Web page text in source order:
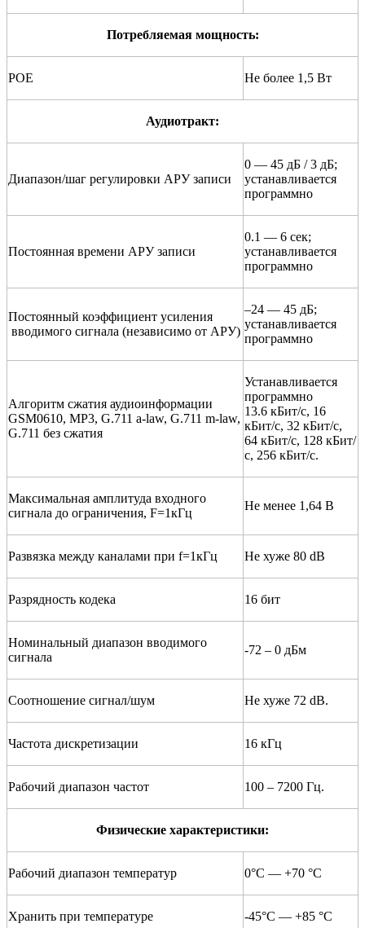
Потребляемая мощность:
POE Не более 1,5 Вт
Аудиотракт:
Диапазон/шаг регулировки АРУ записи
0 — 45 дБ / 3 дБ;
устанавливается
программно
Постоянная времени АРУ записи
0.1 — 6 сек;
устанавливается
программно
Постоянный коэффициент усиления
вводимого сигнала (независимо от АРУ)
–24 — 45 дБ;
устанавливается
программно
Алгоритм сжатия аудиоинформации
GSM0610, MP3, G.711 a-law, G.711 m-law,
G.711 без сжатия
Устанавливается
программно
13.6 кБит/с, 16
кБит/с, 32 кБит/с,
64 кБит/с, 128 кБит/
с, 256 кБит/с.
Максимальная амплитуда входного
сигнала до ограничения, F=1кГц
Не менее 1,64 В
Развязка между каналами при f=1кГц Не хуже 80 dB
Разрядность кодека 16 бит
Номинальный диапазон вводимого
сигнала
-72 – 0 дБм
Соотношение сигнал/шум Не хуже 72 dB.
Частота дискретизации 16 кГц
Рабочий диапазон частот 100 – 7200 Гц.
Физические характеристики:
Рабочий диапазон температур 0°С — +70 °С
Хранить при температуре -45°С — +85 °С